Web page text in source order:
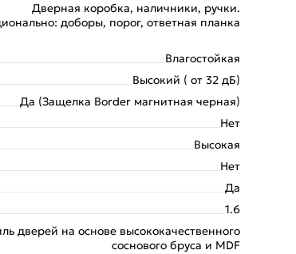
Дверная коробка, наличники, ручки.
доборы, порог, ответная планка
Влагостойкая
Высокий ( от 32 дБ)
Да (Защелка Border магнитная черная)
Нет
Высокая
Нет
Да
1.6
дверей на основе высококачественного
соснового бруса и MDF